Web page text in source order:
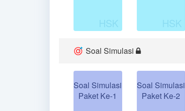
Soal Simulasi
Soal Simulasi
Paket Ke-1
Soal Simulasi
Paket Ke-2